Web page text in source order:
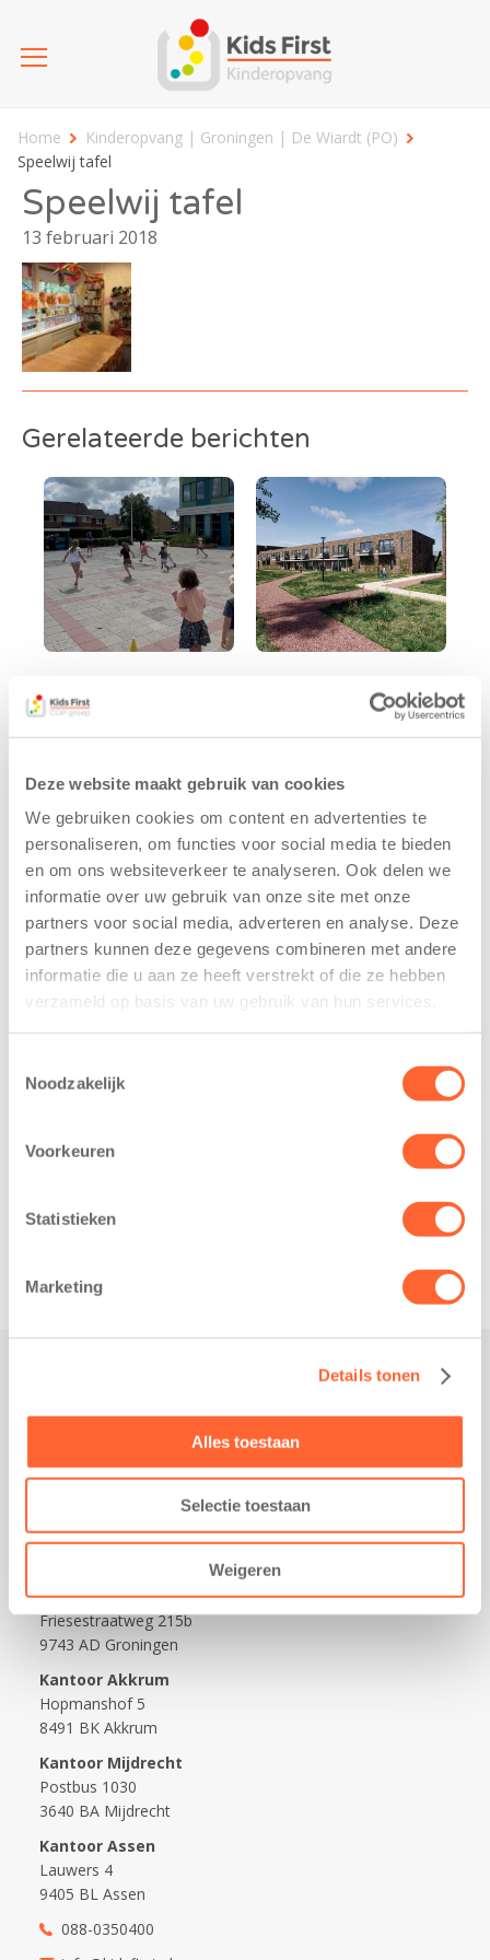
Deze website maakt gebruik van cookies
We gebruiken cookies om content en advertenties te
personaliseren, om functies voor social media te bieden
en om ons websiteverkeer te analyseren. Ook delen we
informatie over uw gebruik van onze site met onze
partners voor social media, adverteren en analyse. Deze
partners kunnen deze gegevens combineren met andere
informatie die u aan ze heeft verstrekt of die ze hebben
verzameld op basis van uw gebruik van hun services.
Noodzakelijk
Voorkeuren
Statistieken
Marketing
Details tonen
Alles toestaan
Selectie toestaan
Weigeren
Home
Kinderopvang | Groningen | De Wiardt (PO)
Speelwij tafel
Speelwij tafel
13 februari 2018
Gerelateerde berichten
Kinderen BSO
De
Westerburcht
voor Kids First
Mini 4 Mijl
7 augustus 2026
Eelde, 6 augustus
2026 – Kinderen
van BSO De
Westerburcht in
Eelde trainden
donderdag alvast
Mini 4 Mijl. Zij
koopcontract
kindcentrum in
wijk Wiarda in
Leeuwarden
11 juni 2026
Leeuwarden –
Kids First
Kinderopvang
heeft een
realisatie van een
de wijk Wiarda in
Nieuws over Kids First
Wijzigen opvangcontract
Opzeggen opvangcontract
Kantoor Groningen
Friesestraatweg 215b
9743 AD Groningen
Kantoor Akkrum
Hopmanshof 5
8491 BK Akkrum
Kantoor Mijdrecht
Postbus 1030
3640 BA Mijdrecht
Kantoor Assen
Lauwers 4
9405 BL Assen
088-0350400